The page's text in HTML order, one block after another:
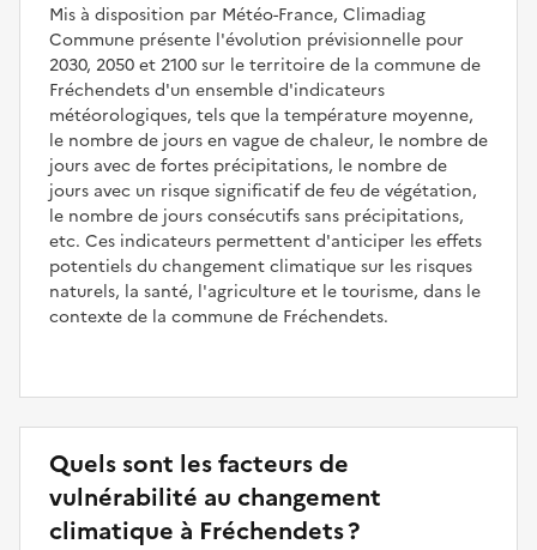
Mis à disposition par Météo-France, Climadiag
Commune présente l'évolution prévisionnelle pour
2030, 2050 et 2100 sur le territoire de la commune de
Fréchendets d'un ensemble d'indicateurs
météorologiques, tels que la température moyenne,
le nombre de jours en vague de chaleur, le nombre de
jours avec de fortes précipitations, le nombre de
jours avec un risque significatif de feu de végétation,
le nombre de jours consécutifs sans précipitations,
etc. Ces indicateurs permettent d'anticiper les effets
potentiels du changement climatique sur les risques
naturels, la santé, l'agriculture et le tourisme, dans le
contexte de la commune de Fréchendets.
Quels sont les facteurs de
vulnérabilité au changement
climatique à Fréchendets ?